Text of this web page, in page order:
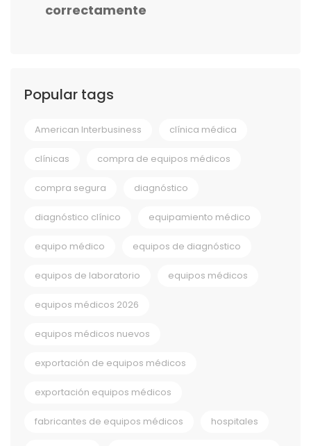
correctamente
Popular tags
American Interbusiness clínica médica
clínicas compra de equipos médicos
compra segura diagnóstico
diagnóstico clínico equipamiento médico
equipo médico equipos de diagnóstico
equipos de laboratorio equipos médicos
equipos médicos 2026
equipos médicos nuevos
exportación de equipos médicos
exportación equipos médicos
fabricantes de equipos médicos hospitales